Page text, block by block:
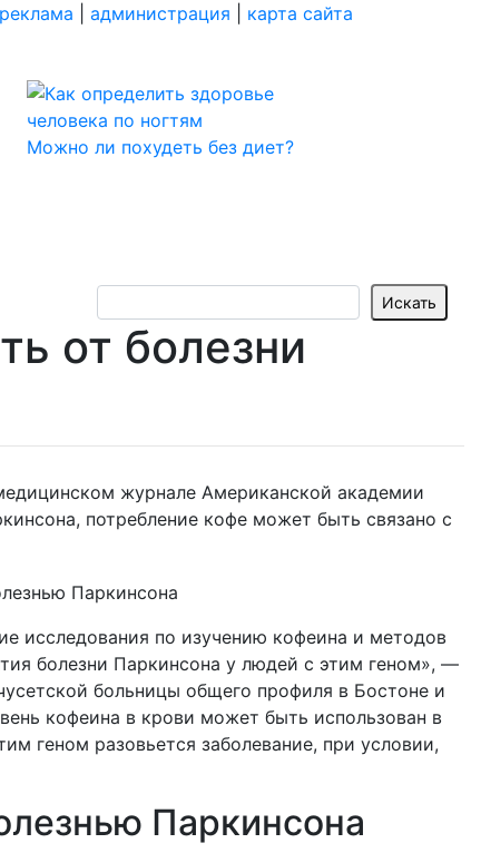
реклама администрация карта сайта
Можно ли похудеть без диет?
от болезни
журнале Американской академии
потребление кофе может быть связано с
исследования по изучению кофеина и методов
болезни Паркинсона у людей с этим геном», —
больницы общего профиля в Бостоне и
кофеина в крови может быть использован в
геном разовьется заболевание, при условии,
Паркинсона